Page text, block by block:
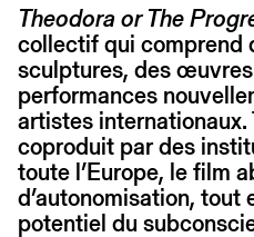
Theodora or The
collectif qui comprend
sculptures, des
performances
artistes
coproduit par des
toute l’Europe, le film
d’autonomisation, tout
potentiel du